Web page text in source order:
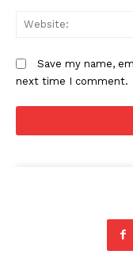
Save my name,
next time I comment.